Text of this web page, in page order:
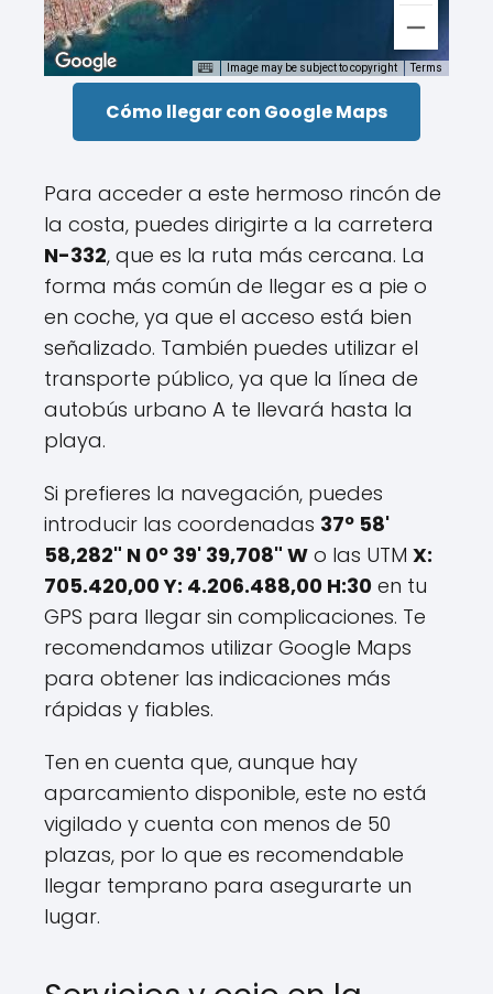
Image may be subject to copyright Terms
Cómo llegar con Google Maps
Para acceder a este hermoso rincón de
la costa, puedes dirigirte a la carretera
N-332, que es la ruta más cercana. La
forma más común de llegar es a pie o
en coche, ya que el acceso está bien
señalizado. También puedes utilizar el
transporte público, ya que la línea de
autobús urbano A te llevará hasta la
playa.
Si prefieres la navegación, puedes
introducir las coordenadas 37º 58'
58,282" N 0º 39' 39,708" W o las UTM X:
705.420,00 Y: 4.206.488,00 H:30 en tu
GPS para llegar sin complicaciones. Te
recomendamos utilizar Google Maps
para obtener las indicaciones más
rápidas y fiables.
Ten en cuenta que, aunque hay
aparcamiento disponible, este no está
vigilado y cuenta con menos de 50
plazas, por lo que es recomendable
llegar temprano para asegurarte un
lugar.